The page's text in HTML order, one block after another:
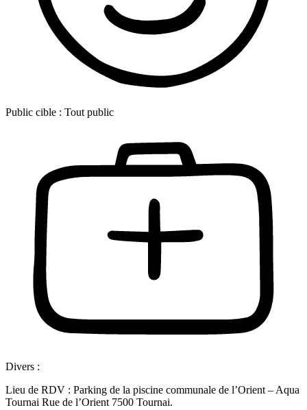
Public cible : Tout public
Divers :
Lieu de RDV : Parking de la piscine communale de l’Orient – Aqua
Tournai Rue de l’Orient 7500 Tournai.